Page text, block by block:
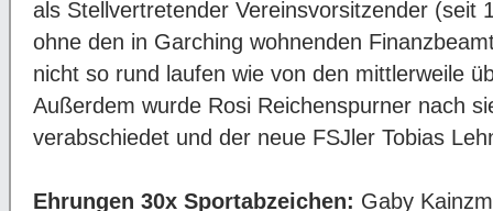
als Stellvertretender Vereinsvorsitzender (seit
ohne den in Garching wohnenden
nicht so rund laufen wie von den mittlerweile
Außerdem wurde Rosi Reichenspurner nach
verabschiedet und der neue FSJler Tobias
Ehrungen 30x Sportabzeichen: Gaby